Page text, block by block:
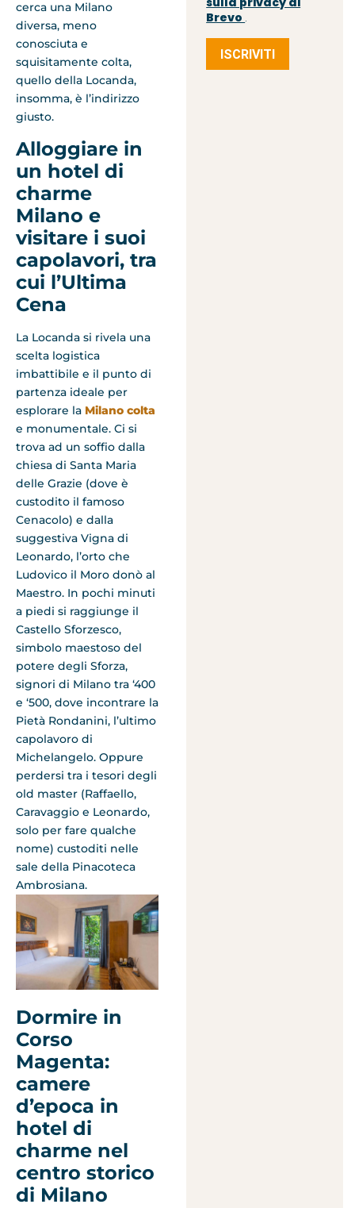
cerca una Milano
diversa, meno
conosciuta e
squisitamente colta,
quello della Locanda,
insomma, è l’indirizzo
giusto.
Alloggiare in
un hotel di
charme
Milano e
visitare i suoi
capolavori, tra
cui l’Ultima
Cena
La Locanda si rivela una
scelta logistica
imbattibile e il punto di
partenza ideale per
esplorare la Milano colta
e monumentale. Ci si
trova ad un soffio dalla
chiesa di Santa Maria
delle Grazie (dove è
custodito il famoso
Cenacolo) e dalla
suggestiva Vigna di
Leonardo, l’orto che
Ludovico il Moro donò al
Maestro. In pochi minuti
a piedi si raggiunge il
Castello Sforzesco,
simbolo maestoso del
potere degli Sforza,
signori di Milano tra ‘400
e ‘500, dove incontrare la
Pietà Rondanini, l’ultimo
capolavoro di
Michelangelo. Oppure
perdersi tra i tesori degli
old master (Raffaello,
Caravaggio e Leonardo,
solo per fare qualche
nome) custoditi nelle
sale della Pinacoteca
Ambrosiana.
Dormire in
Corso
Magenta:
camere
d’epoca in
hotel di
charme nel
centro storico
di Milano
Brevo .
ISCRIVITI